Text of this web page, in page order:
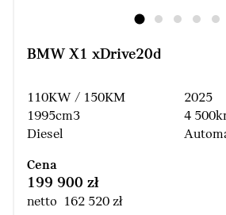
BMW X1 xDrive20d
110KW / 150KM
1995cm3
Diesel
2025
4
Cena
199 900 zł
netto 162 520 zł